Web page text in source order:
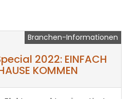
Branchen-Informationen
2022: EINFACH
KOMMEN